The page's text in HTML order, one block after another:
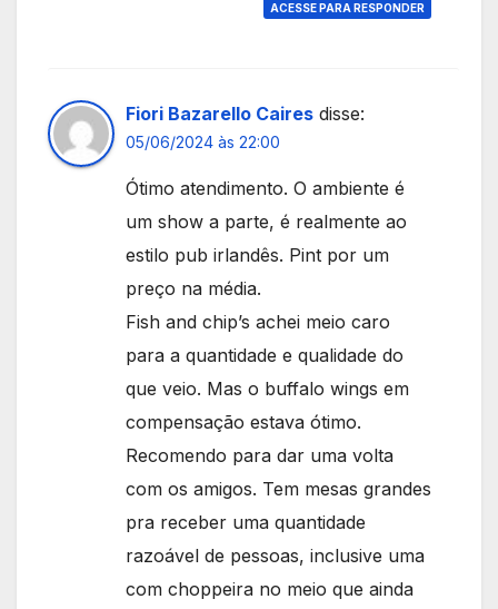
ACESSE PARA RESPONDER
Fiori Bazarello Caires disse:
05/06/2024 às 22:00
Ótimo atendimento. O ambiente é
um show a parte, é realmente ao
estilo pub irlandês. Pint por um
preço na média.
Fish and chip’s achei meio caro
para a quantidade e qualidade do
que veio. Mas o buffalo wings em
compensação estava ótimo.
Recomendo para dar uma volta
com os amigos. Tem mesas grandes
pra receber uma quantidade
razoável de pessoas, inclusive uma
com choppeira no meio que ainda